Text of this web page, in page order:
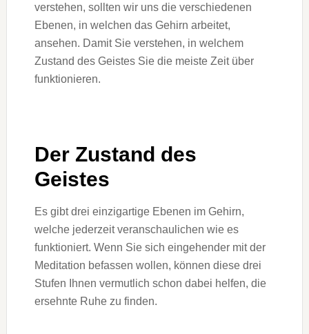
verstehen, sollten wir uns die verschiedenen
Ebenen, in welchen das Gehirn arbeitet,
ansehen. Damit Sie verstehen, in welchem
Zustand des Geistes Sie die meiste Zeit über
funktionieren.
Der Zustand des
Geistes
Es gibt drei einzigartige Ebenen im Gehirn,
welche jederzeit veranschaulichen wie es
funktioniert. Wenn Sie sich eingehender mit der
Meditation befassen wollen, können diese drei
Stufen Ihnen vermutlich schon dabei helfen, die
ersehnte Ruhe zu finden.